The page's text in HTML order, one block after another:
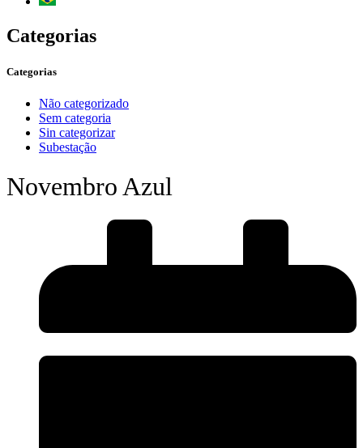
Categorias
Categorias
Não categorizado
Sem categoria
Sin categorizar
Subestação
Novembro Azul